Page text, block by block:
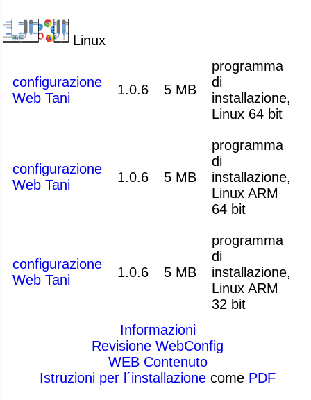
Linux
configurazione
Web Tani
1.0.6 5 MB
programma
di
installazione,
Linux 64 bit
configurazione
Web Tani
1.0.6 5 MB
programma
di
installazione,
Linux ARM
64 bit
configurazione
Web Tani
1.0.6 5 MB
programma
di
installazione,
Linux ARM
32 bit
Informazioni
Revisione WebConfig
WEB Contenuto
Istruzioni per l´installazione come PDF